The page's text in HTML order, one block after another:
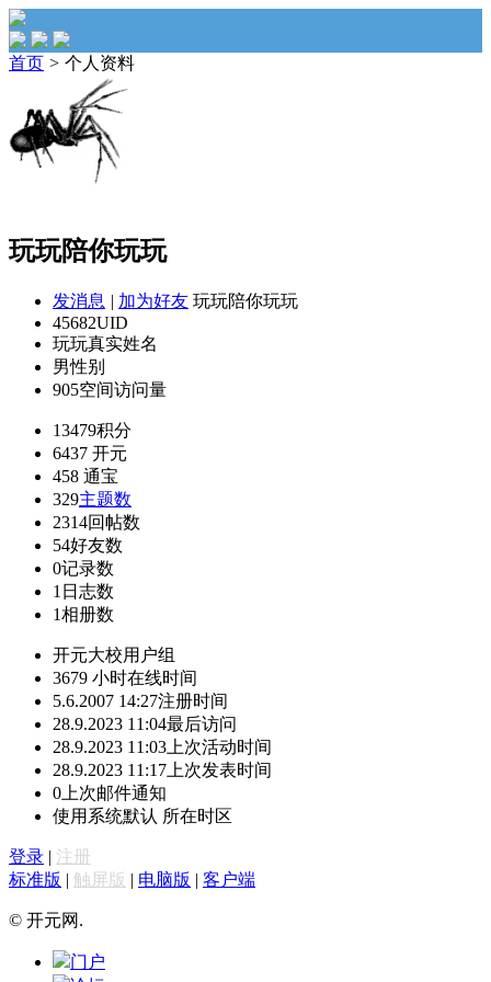
首页 > 个人资料
玩玩陪你玩玩
发消息 | 加为好友 玩玩陪你玩玩
45682UID
玩玩真实姓名
男性别
905空间访问量
13479积分
6437 开元
458 通宝
329主题数
2314回帖数
54好友数
0记录数
1 日志数
1相册数
开元大校用户组
3679 小时在线时间
5.6.2007 14:27注册时间
28.9.2023 11:04最后访问
28.9.2023 11:03 上次活动时间
28.9.2023 11:17 上次发表时间
0 上次邮件通知
使用系统默认 所在时区
登录 | 注册
标准版 | 触屏版 | 电脑版 | 客户端
© 开元网.
门户